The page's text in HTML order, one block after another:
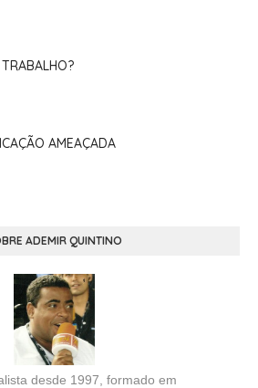
AMEAÇADA
ADEMIR QUINTINO
desde 1997, formado em